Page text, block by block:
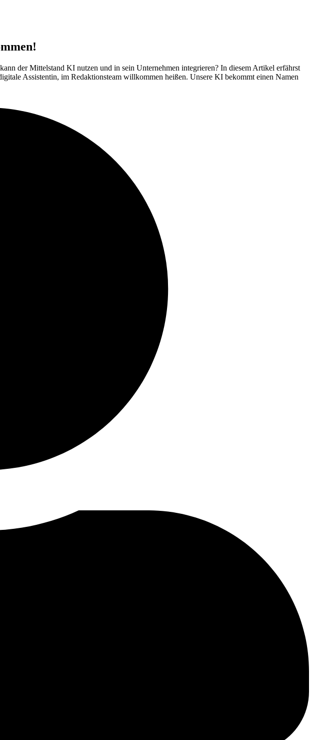
der Mittelstand KI nutzen und in sein Unternehmen integrieren? In diesem Artikel erfährst
Assistentin, im Redaktionsteam willkommen heißen. Unsere KI bekommt einen Namen